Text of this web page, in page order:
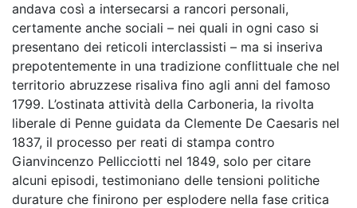
andava così a intersecarsi a rancori personali,
certamente anche sociali – nei quali in ogni caso si
presentano dei reticoli interclassisti – ma si inseriva
prepotentemente in una tradizione conflittuale che nel
territorio abruzzese risaliva fino agli anni del famoso
1799. L’ostinata attività della Carboneria, la rivolta
liberale di Penne guidata da Clemente De Caesaris nel
1837, il processo per reati di stampa contro
Gianvincenzo Pellicciotti nel 1849, solo per citare
alcuni episodi, testimoniano delle tensioni politiche
durature che finirono per esplodere nella fase critica